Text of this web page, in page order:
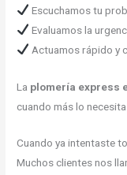
Escuchamos tu
Evaluamos la
Actuamos rápido y
La plomería express
cuando más lo
Cuando ya intentaste
Muchos clientes nos